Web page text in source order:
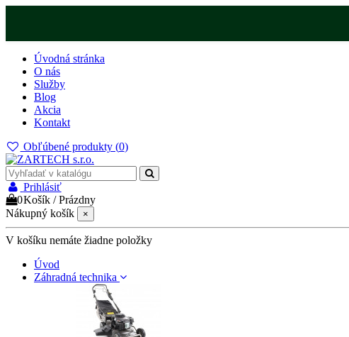
Úvodná stránka
O nás
Služby
Blog
Akcia
Kontakt
Obľúbené produkty (0)
Prihlásiť
0Košík /Prázdny
Nákupný košík
×
V košíku nemáte žiadne položky
Úvod
Záhradná technika